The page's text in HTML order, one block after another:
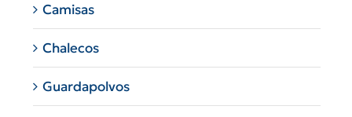
Camisas
Chalecos
Guardapolvos